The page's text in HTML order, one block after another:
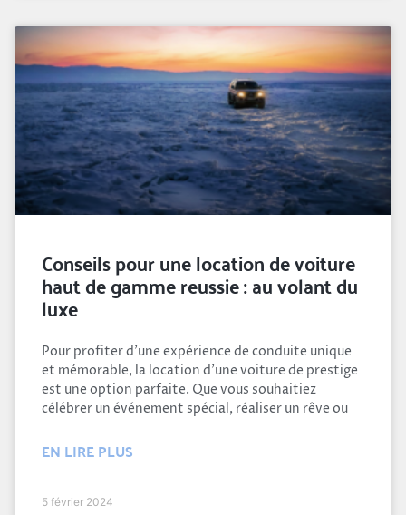
Conseils pour une location de voiture
haut de gamme reussie : au volant du
luxe
Pour profiter d’une expérience de conduite unique
et mémorable, la location d’une voiture de prestige
est une option parfaite. Que vous souhaitiez
célébrer un événement spécial, réaliser un rêve ou
EN LIRE PLUS
5 février 2024